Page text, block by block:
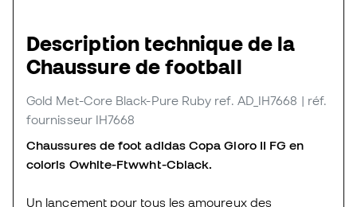
Description technique de la
Chaussure de football
Gold Met-Core Black-Pure Ruby ref. AD_IH7668 | réf.
fournisseur IH7668
Chaussures de foot adidas Copa Gloro II FG en
coloris Owhite-Ftwwht-Cblack.
Un lancement pour tous les amoureux des